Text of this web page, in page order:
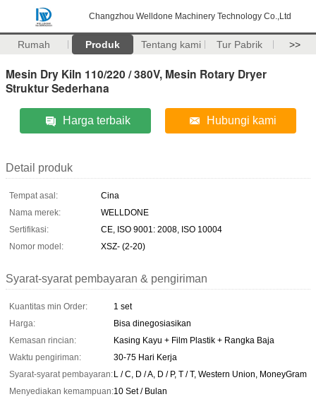
Changzhou Welldone Machinery Technology Co.,Ltd
Rumah Produk Tentang kami Tur Pabrik >>
Mesin Dry Kiln 110/220 / 380V, Mesin Rotary Dryer
Struktur Sederhana
Harga terbaik Hubungi kami
Detail produk
Tempat asal:
Cina
Nama merek:
WELLDONE
Sertifikasi:
CE, ISO 9001: 2008, ISO 10004
Nomor model:
XSZ- (2-20)
Syarat-syarat pembayaran & pengiriman
Kuantitas min Order:
1 set
Harga:
Bisa dinegosiasikan
Kemasan rincian:
Kasing Kayu + Film Plastik + Rangka Baja
Waktu pengiriman:
30-75 Hari Kerja
Syarat-syarat pembayaran:L / C, D / A, D / P, T / T, Western Union, MoneyGram
Menyediakan kemampuan:10 Set / Bulan